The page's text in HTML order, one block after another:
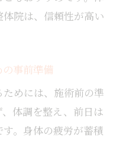
院は、信頼性が高い
事前準備
めには、施術前の準
体調を整え、前日は
。身体の疲労が蓄積